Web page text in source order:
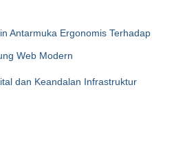
Antarmuka Ergonomis Terhadap
Web Modern
dan Keandalan Infrastruktur